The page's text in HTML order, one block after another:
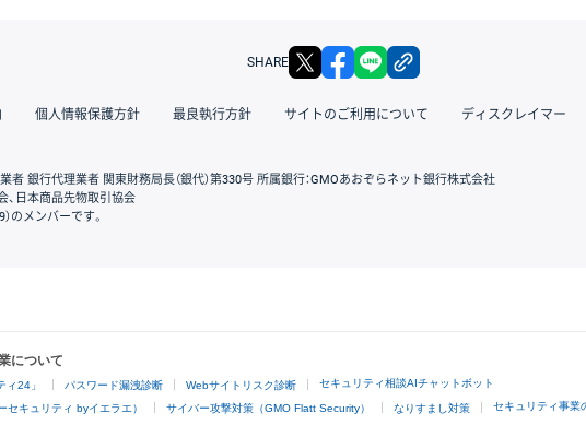
SHARE X facebook
個人情報保護方針 最良執行方針 サイトのご利用について ディスクレイマー
者 銀行代理業者 関東財務局長（銀代）第330号 所属銀行：GMOあおぞらネット銀行株式会社
、日本商品先物取引協会
のメンバーです。
について
24」 パスワード漏洩診断 Webサイトリスク診断 セキュリティ相談AIチャットボット
セキュリティ byイエラエ） サイバー攻撃対策（GMO Flatt Security） なりすまし対策 セキュリティ事業